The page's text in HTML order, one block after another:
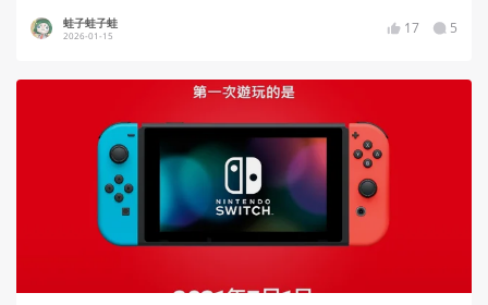
蛙子蛙子蛙
2026-01-15 17 5